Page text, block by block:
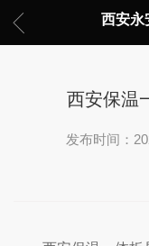
西安永
西安保温
发布时间：